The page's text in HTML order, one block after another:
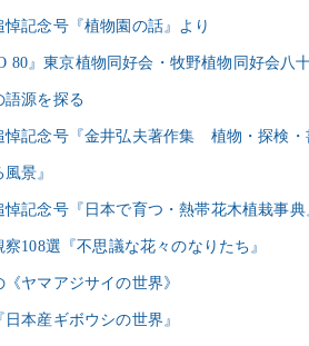
記念号『植物園の話』より
80』東京植物同好会・牧野植物同好会八
語源を探る
悼記念号『金井弘夫著作集 植物・探検・
景』
記念号『日本で育つ・熱帯花木植栽事典
108選『不思議な花々のなりたち』
ヤマアジサイの世界》
本産ギボウシの世界』